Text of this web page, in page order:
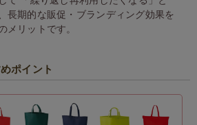
長期的な販促・ブランディング効果を
メリットです。
ポイント